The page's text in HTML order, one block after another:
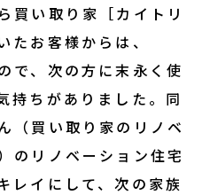
買い取り家［カイトリ
たお客様からは、
で、次の方に末永く使
持ちがありました。同
（買い取り家のリノベ
のリノベーション住宅
レイにして、次の家族